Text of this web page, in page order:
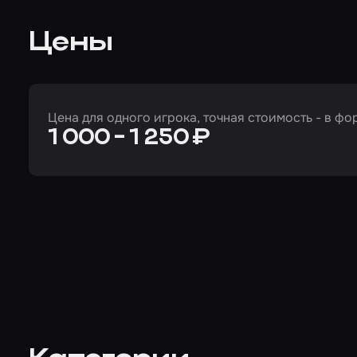
Цены
Цена для одного игрока, точная стоимость - в
1 000 - 1 250 ₽